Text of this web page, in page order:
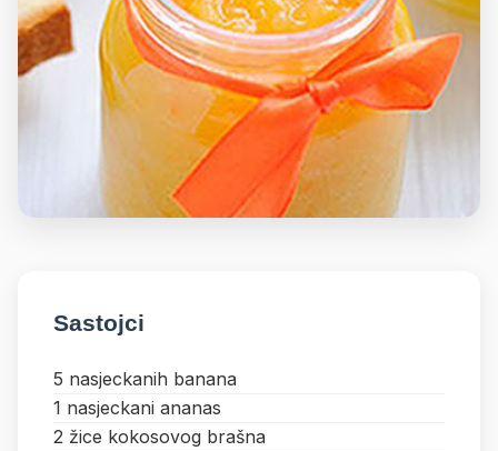
Sastojci
5 nasjeckanih banana
1 nasjeckani ananas
2 žice kokosovog brašna